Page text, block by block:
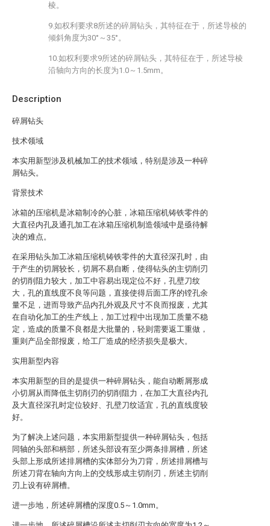
Description
碎屑钻头
技术领域
本实用新型涉及机械加工的技术领域，特别是涉及一种碎
屑钻头。
背景技术
冰箱的压缩机是冰箱制冷的心脏，冰箱压缩机铸铁零件的
大直径内孔及通孔加工在冰箱压缩机制造领域中是亟待解
决的难点。
在采用钻头加工冰箱压缩机铸铁零件的大直径深孔时，由
于产生的切屑较长，切屑不易自断，使得钻头的主切削刃
的切削阻力较大，加工中容易出现定位不好，孔壁刀纹
大，孔的直线度不良等问题，直接使得后面工序的镗孔余
量不足，进而导致产品内孔外观及尺寸不良而报废，尤其
在自动化加工的生产线上，加工过程中出现加工质量不稳
定，造成的质量不良都是大批量的，轻则需要返工重做，
重则产品全部报废，给工厂造成的经济损失是极大。
实用新型内容
本实用新型的目的是提供一种碎屑钻头，能自动断屑形成
小切屑从而降低主切削刃的切削阻力，在加工大直径内孔
及大直径深孔时定位较好、孔壁刀纹适宜，孔的直线度较
好。
为了解决上述问题，本实用新型提供一种碎屑钻头，包括
同轴的头部和柄部，所述头部设有至少两条排屑槽，所述
头部上形成所述排屑槽的实体部分为刀背，所述排屑槽与
所述刀背在轴向方向上的交线形成主切削刃，所述主切削
刃上设有碎屑槽。
进一步地，所述碎屑槽的深度0.5～1.0mm。
棱。
9.如权利要求8所述的碎屑钻头，其特征在于，所述导棱的
倾斜角度为30°～35°。
10.如权利要求9所述的碎屑钻头，其特征在于，所述导棱
沿轴向方向的长度为1.0～1.5mm。